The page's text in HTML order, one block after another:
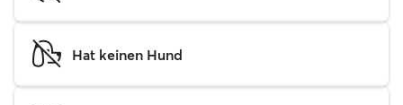
Hat keinen Hund